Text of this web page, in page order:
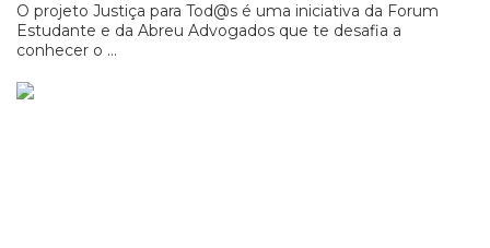
O projeto Justiça para Tod@s é uma iniciativa da Forum
Estudante e da Abreu Advogados que te desafia a
conhecer o ...